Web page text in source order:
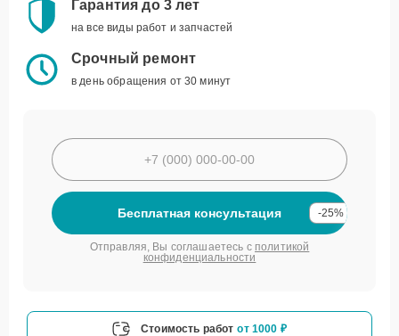
Гарантия до 3 лет
на все виды работ и запчастей
Срочный ремонт
в день обращения от 30 минут
Бесплатная консультация -25%
Отправляя, Вы соглашаетесь с политикой
конфиденциальности
Стоимость работ от 1000 ₽